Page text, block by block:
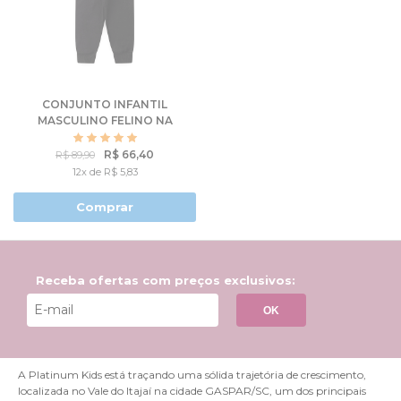
CONJUNTO INFANTIL
MASCULINO FELINO NA
SELVA
R$ 89,90 R$ 66,40
12x de R$ 5,83
Comprar
Receba ofertas com preços exclusivos:
OK
A Platinum Kids está traçando uma sólida trajetória de crescimento,
localizada no Vale do Itajaí na cidade GASPAR/SC, um dos principais